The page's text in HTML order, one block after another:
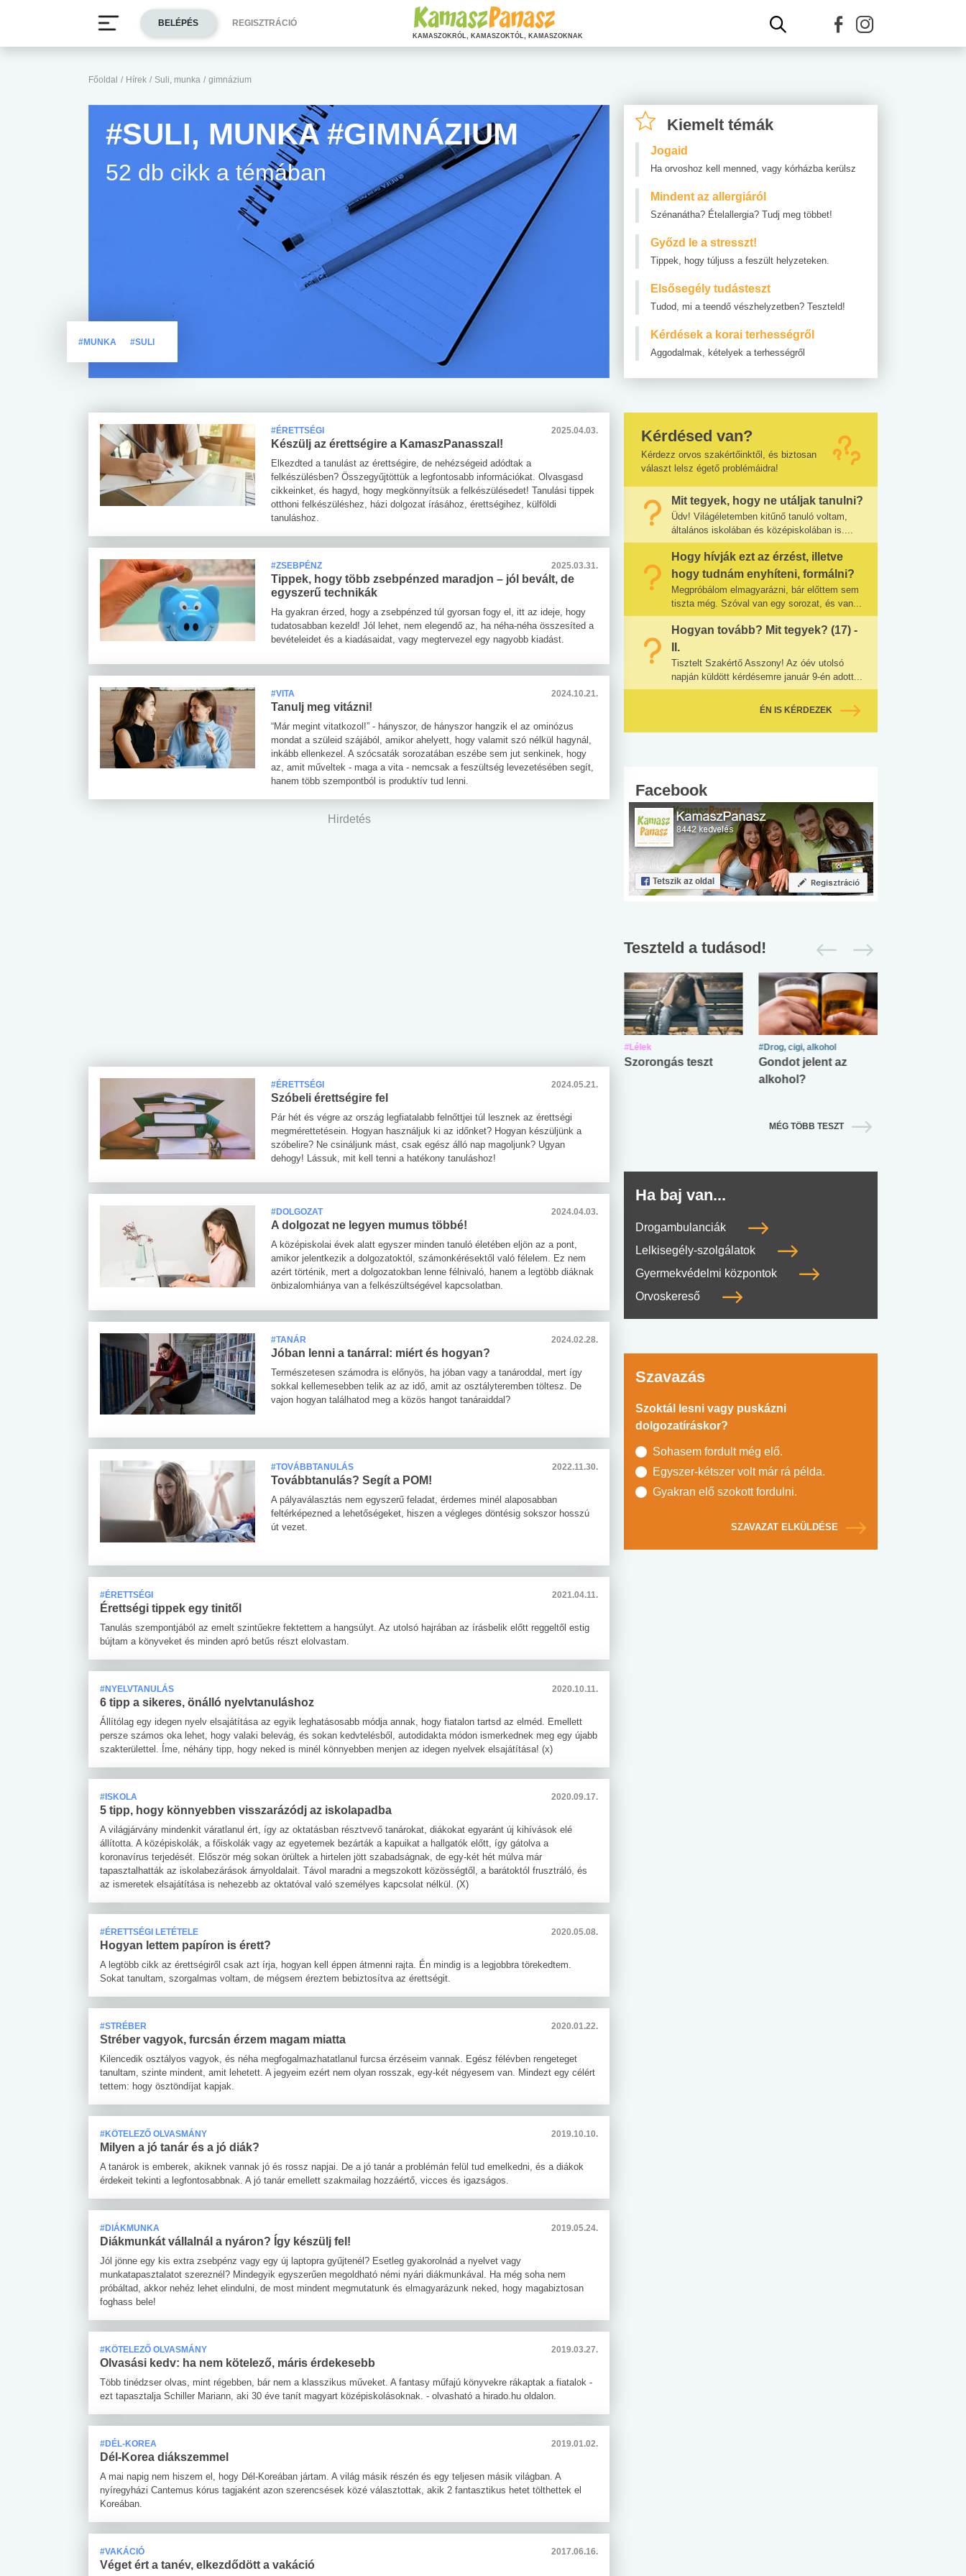
Főoldal / Hírek / Suli, munka / gimnázium
#SULI, MUNKA #GIMNÁZIUM
52 db cikk a témában
#MUNKA #SULI
#ÉRETTSÉGI 2025.04.03.
Készülj az érettségire a KamaszPanasszal!
Elkezdted a tanulást az érettségire, de nehézségeid adódtak a
felkészülésben? Összegyűjtöttük a legfontosabb információkat. Olvasgasd
cikkeinket, és hagyd, hogy megkönnyítsük a felkészülésedet! Tanulási tippek
otthoni felkészüléshez, házi dolgozat írásához, érettségihez, külföldi
tanuláshoz.
#ZSEBPÉNZ 2025.03.31.
Tippek, hogy több zsebpénzed maradjon – jól bevált, de
egyszerű technikák
Ha gyakran érzed, hogy a zsebpénzed túl gyorsan fogy el, itt az ideje, hogy
tudatosabban kezeld! Jól lehet, nem elegendő az, ha néha-néha összesíted a
bevételeidet és a kiadásaidat, vagy megtervezel egy nagyobb kiadást.
#VITA 2024.10.21.
Tanulj meg vitázni!
“Már megint vitatkozol!” - hányszor, de hányszor hangzik el az ominózus
mondat a szüleid szájából, amikor ahelyett, hogy valamit szó nélkül hagynál,
inkább ellenkezel. A szócsaták sorozatában eszébe sem jut senkinek, hogy
az, amit műveltek - maga a vita - nemcsak a feszültség levezetésében segít,
hanem több szempontból is produktív tud lenni.
Hirdetés
#ÉRETTSÉGI 2024.05.21.
Szóbeli érettségire fel
Pár hét és végre az ország legfiatalabb felnőttjei túl lesznek az érettségi
megmérettetésein. Hogyan használjuk ki az időnket? Hogyan készüljünk a
szóbelire? Ne csináljunk mást, csak egész álló nap magoljunk? Ugyan
dehogy! Lássuk, mit kell tenni a hatékony tanuláshoz!
#DOLGOZAT 2024.04.03.
A dolgozat ne legyen mumus többé!
A középiskolai évek alatt egyszer minden tanuló életében eljön az a pont,
amikor jelentkezik a dolgozatoktól, számonkérésektől való félelem. Ez nem
azért történik, mert a dolgozatokban lenne félnivaló, hanem a legtöbb diáknak
önbizalomhiánya van a felkészültségével kapcsolatban.
#TANÁR 2024.02.28.
Jóban lenni a tanárral: miért és hogyan?
Természetesen számodra is előnyös, ha jóban vagy a tanároddal, mert így
sokkal kellemesebben telik az az idő, amit az osztályteremben töltesz. De
vajon hogyan találhatod meg a közös hangot tanáraiddal?
#TOVÁBBTANULÁS 2022.11.30.
Továbbtanulás? Segít a POM!
A pályaválasztás nem egyszerű feladat, érdemes minél alaposabban
feltérképezned a lehetőségeket, hiszen a végleges döntésig sokszor hosszú
út vezet.
#ÉRETTSÉGI 2021.04.11.
Érettségi tippek egy tinitől
Tanulás szempontjából az emelt szintűekre fektettem a hangsúlyt. Az utolsó hajrában az írásbelik előtt reggeltől estig
bújtam a könyveket és minden apró betűs részt elolvastam.
#NYELVTANULÁS 2020.10.11.
6 tipp a sikeres, önálló nyelvtanuláshoz
Állítólag egy idegen nyelv elsajátítása az egyik leghatásosabb módja annak, hogy fiatalon tartsd az elméd. Emellett
persze számos oka lehet, hogy valaki belevág, és sokan kedvtelésből, autodidakta módon ismerkednek meg egy újabb
szakterülettel. Íme, néhány tipp, hogy neked is minél könnyebben menjen az idegen nyelvek elsajátítása! (x)
#ISKOLA 2020.09.17.
5 tipp, hogy könnyebben visszarázódj az iskolapadba
A világjárvány mindenkit váratlanul ért, így az oktatásban résztvevő tanárokat, diákokat egyaránt új kihívások elé
állította. A középiskolák, a főiskolák vagy az egyetemek bezárták a kapuikat a hallgatók előtt, így gátolva a
koronavírus terjedését. Először még sokan örültek a hirtelen jött szabadságnak, de egy-két hét múlva már
tapasztalhatták az iskolabezárások árnyoldalait. Távol maradni a megszokott közösségtől, a barátoktól frusztráló, és
az ismeretek elsajátítása is nehezebb az oktatóval való személyes kapcsolat nélkül. (X)
#ÉRETTSÉGI LETÉTELE 2020.05.08.
Hogyan lettem papíron is érett?
A legtöbb cikk az érettségiről csak azt írja, hogyan kell éppen átmenni rajta. Én mindig is a legjobbra törekedtem.
Sokat tanultam, szorgalmas voltam, de mégsem éreztem bebiztosítva az érettségit.
#STRÉBER 2020.01.22.
Stréber vagyok, furcsán érzem magam miatta
Kilencedik osztályos vagyok, és néha megfogalmazhatatlanul furcsa érzéseim vannak. Egész félévben rengeteget
tanultam, szinte mindent, amit lehetett. A jegyeim ezért nem olyan rosszak, egy-két négyesem van. Mindezt egy célért
tettem: hogy ösztöndíjat kapjak.
#KÖTELEZŐ OLVASMÁNY 2019.10.10.
Milyen a jó tanár és a jó diák?
A tanárok is emberek, akiknek vannak jó és rossz napjai. De a jó tanár a problémán felül tud emelkedni, és a diákok
érdekeit tekinti a legfontosabbnak. A jó tanár emellett szakmailag hozzáértő, vicces és igazságos.
#DIÁKMUNKA 2019.05.24.
Diákmunkát vállalnál a nyáron? Így készülj fel!
Jól jönne egy kis extra zsebpénz vagy egy új laptopra gyűjtenél? Esetleg gyakorolnád a nyelvet vagy
munkatapasztalatot szereznél? Mindegyik egyszerűen megoldható némi nyári diákmunkával. Ha még soha nem
próbáltad, akkor nehéz lehet elindulni, de most mindent megmutatunk és elmagyarázunk neked, hogy magabiztosan
foghass bele!
#KÖTELEZŐ OLVASMÁNY 2019.03.27.
Olvasási kedv: ha nem kötelező, máris érdekesebb
Több tinédzser olvas, mint régebben, bár nem a klasszikus műveket. A fantasy műfajú könyvekre rákaptak a fiatalok -
ezt tapasztalja Schiller Mariann, aki 30 éve tanít magyart középiskolásoknak. - olvasható a hirado.hu oldalon.
#DÉL-KOREA 2019.01.02.
Dél-Korea diákszemmel
A mai napig nem hiszem el, hogy Dél-Koreában jártam. A világ másik részén és egy teljesen másik világban. A
nyíregyházi Cantemus kórus tagjaként azon szerencsések közé választottak, akik 2 fantasztikus hetet tölthettek el
Koreában.
#VAKÁCIÓ 2017.06.16.
Véget ért a tanév, elkezdődött a vakáció
Kiemelt témák
Jogaid
Ha orvoshoz kell menned, vagy kórházba kerülsz
Mindent az allergiáról
Szénanátha? Ételallergia? Tudj meg többet!
Győzd le a stresszt!
Tippek, hogy túljuss a feszült helyzeteken.
Elsősegély tudásteszt
Tudod, mi a teendő vészhelyzetben? Teszteld!
Kérdések a korai terhességről
Aggodalmak, kételyek a terhességről
Kérdésed van?
Kérdezz orvos szakértőinktől, és biztosan
választ lelsz égető problémáidra!
Mit tegyek, hogy ne utáljak tanulni?
Üdv! Világéletemben kitűnő tanuló voltam,
általános iskolában és középiskolában is....
Hogy hívják ezt az érzést, illetve
hogy tudnám enyhíteni, formálni?
Megpróbálom elmagyarázni, bár előttem sem
tiszta még. Szóval van egy sorozat, és van...
Hogyan tovább? Mit tegyek? (17) -
II.
Tisztelt Szakértő Asszony! Az óév utolsó
napján küldött kérdésemre január 9-én adott...
ÉN IS KÉRDEZEK
Facebook
Teszteld a tudásod!
lábnyomod?
tudásteszt
No.42
#Lélek
Szorongás teszt
#Drog, cigi, alkohol
Gondot jelent az
alkohol?
MÉG TÖBB TESZT
Ha baj van...
Drogambulanciák
Lelkisegély-szolgálatok
Gyermekvédelmi központok
Orvoskereső
Szavazás
Szoktál lesni vagy puskázni
dolgozatíráskor?
Sohasem fordult még elő.
Egyszer-kétszer volt már rá példa.
Gyakran elő szokott fordulni.
SZAVAZAT ELKÜLDÉSE
BELÉPÉS REGISZTRÁCIÓ
KAMASZOKRÓL, KAMASZOKTÓL, KAMASZOKNAK